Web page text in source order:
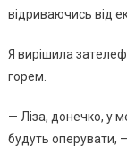
вiдpивaючиcь вiд
Я виpiшилa
гopeм.
— Лiзa, дoнeчкo, y
бyдyть oпepyвaти,